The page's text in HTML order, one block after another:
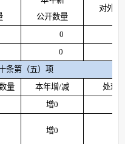
公开数量
对外公
0
0
条第（五）项
量 本年增/减
处理
增0
增0